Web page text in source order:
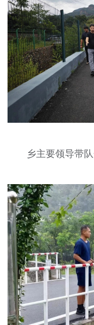
乡主要领导带